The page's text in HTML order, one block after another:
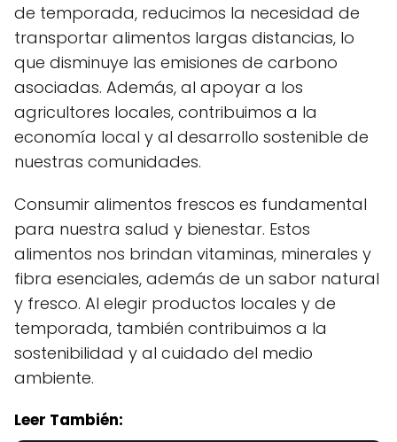
de temporada, reducimos la necesidad de
transportar alimentos largas distancias, lo
que disminuye las emisiones de carbono
asociadas. Además, al apoyar a los
agricultores locales, contribuimos a la
economía local y al desarrollo sostenible de
nuestras comunidades.
Consumir alimentos frescos es fundamental
para nuestra salud y bienestar. Estos
alimentos nos brindan vitaminas, minerales y
fibra esenciales, además de un sabor natural
y fresco. Al elegir productos locales y de
temporada, también contribuimos a la
sostenibilidad y al cuidado del medio
ambiente.
Leer También: